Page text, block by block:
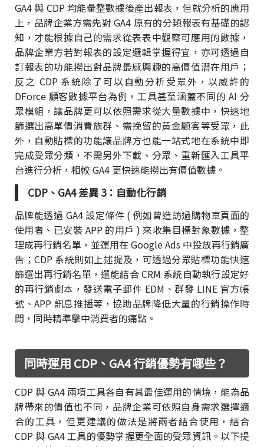
GA4 與 CDP 均能彙整數據後產出報表，但就分析的應用
上，品牌企業方需先對 GA4 原有的分類報表有基礎的認
知，才能根據自己的需求從表表中觀察可應用的數據，
品牌企業方若對報表的設定邏輯掌握得宜，亦可透過自
訂報表的功能撈出對品牌最感興趣的高價值潛在用戶；
反之 CDP 系統除了可以自動分析受眾外，以威許的
DForce 顧客數據平台為例，工具甚至涵蓋不同的 AI 分
眾模組，讓品牌更可以依照需求從大量數據中，快速地
篩選出高單價消費族群、需挽留的黃金顧客等受眾，此
外，自動貼標的功能讓品牌方也能一站式地在系統中即
完成受眾分類，不需另外下載、分眾、重新匯入工具平
台進行分析，相較 GA4 更快速能撈出有價值數據。
CDP、GA4 差異 3：自動化行銷
品牌能透過 GA4 設定條件 ( 例如曾造訪過購物車頁面的
使用者、已安裝 APP 的用戶 ) 來收集目標對象數據，整
理成再行銷名單，並運用在 Google Ads 中投放再行銷廣
告；CDP 系統則如上述提及，可透過分眾貼標功能快速
篩選出再行銷名單，還能結合 CRM 系統自動執行設定好
的再行銷劇本，發送電子郵件 EDM、群發 LINE 官方帳
號、APP 訊息推播等，協助品牌降低大量的行銷操作時
間，同時精準擊中消費者的痛點。
同時運用 CDP、GA4 行銷優勢有哪些？
CDP 與 GA4 兩項工具各自有其最佳運用的情境，能為品
牌帶來的價值也不同，品牌企業可依照自身需求選擇適
合的工具，但更建議的做法是將兩者結合使用，結合
CDP 與 GA4 工具的優勢掌握更全面的受眾資訊。以下提